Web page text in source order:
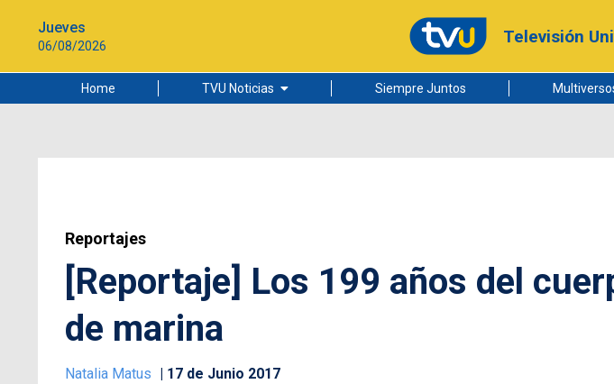
Jueves
06/08/2026 Televisión
Home TVU Noticias
Ciudad
Siempre Juntos
Reportajes
[Reportaje] Los 199 años del
de marina
Natalia Matus 17 de Junio 2017